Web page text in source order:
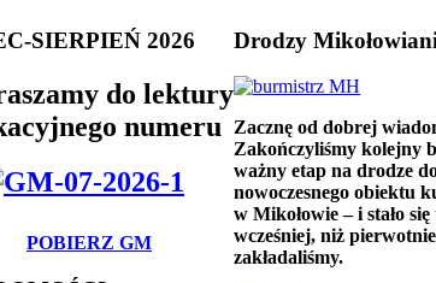
SIERPIEŃ 2026
do lektury
numeru
POBIERZ GM
Drodzy
Zacznę od dobrej
Zakończyliśmy kolejny
ważny etap na drodze
nowoczesnego obiektu
w Mikołowie – i stało się
wcześniej, niż pierwotnie
zakładaliśmy.